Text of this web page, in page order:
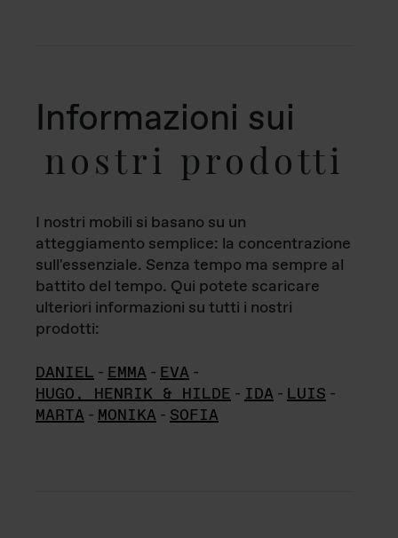
Informazioni sui
nostri prodotti
I nostri mobili si basano su un
atteggiamento semplice: la concentrazione
sull'essenziale. Senza tempo ma sempre al
battito del tempo. Qui potete scaricare
ulteriori informazioni su tutti i nostri
prodotti:
DANIEL - EMMA - EVA -
HUGO, HENRIK & HILDE - IDA - LUIS -
MARTA - MONIKA - SOFIA